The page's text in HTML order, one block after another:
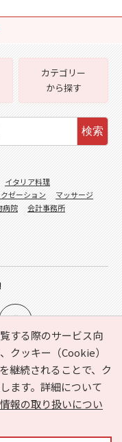
する際のサービス向
クッキー（Cookie）
継続されることで、ク
ます。詳細について
報の取り扱いについ
入り
ヘルプ
運営会社
問い合わせ
カテゴリー
から探す
検索
イタリア料理
ゼーション
マッサージ
病院
会計事務所